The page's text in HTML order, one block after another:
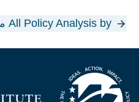
All Policy Analysis by مایکل آیزنستات